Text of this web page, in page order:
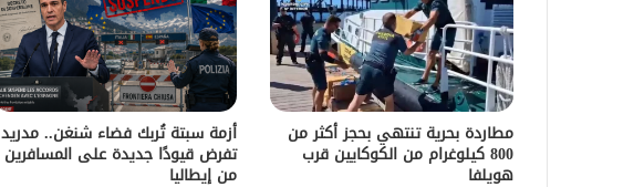
مطاردة بحرية تنتهي بحجز أكثر من
800 كيلوغرام من الكوكايين قرب
هويلفا
أزمة سبتة تُربك فضاء شنغن.. مدريد
تفرض قيودًا جديدة على المسافرين
من إيطاليا